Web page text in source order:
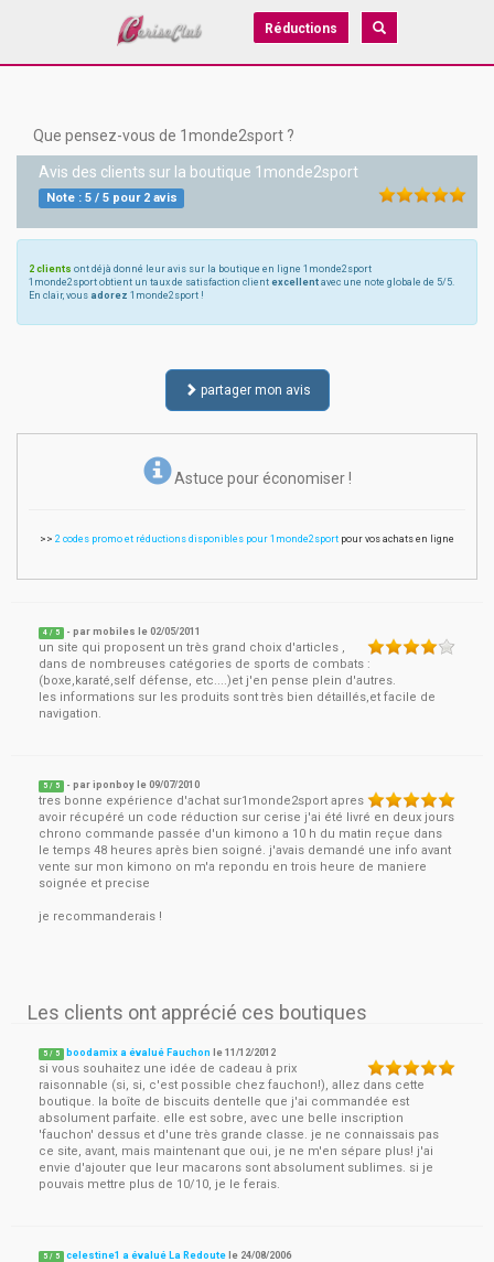
Réductions
Que pensez-vous de 1monde2sport ?
Avis des clients sur la boutique 1monde2sport
Note : 5/ 5pour 2avis
2 clients ont déjà donné leur avis sur la boutique en ligne 1monde2sport
1monde2sport obtient un taux de satisfaction client excellent avec une note globale de 5/5.
En clair, vous adorez 1monde2sport !
partager mon avis
Astuce pour économiser !
>> 2 codes promo et réductions disponibles pour 1monde2sport pour vos achats en ligne
4 / 5 - parmobiles le02/05/2011
un site qui proposent un très grand choix d'articles ,
dans de nombreuses catégories de sports de combats :
(boxe,karaté,self défense, etc....)et j'en pense plein d'autres.
les informations sur les produits sont très bien détaillés,et facile de
navigation.
5 / 5 - pariponboy le09/07/2010
tres bonne expérience d'achat sur1monde2sport apres
avoir récupéré un code réduction sur cerise j'ai été livré en deux jours
chrono commande passée d'un kimono a 10 h du matin reçue dans
le temps 48 heures après bien soigné. j'avais demandé une info avant
vente sur mon kimono on m'a repondu en trois heure de maniere
soignée et precise
je recommanderais !
Les clients ont apprécié ces boutiques
5 / 5 boodamix a évalué Fauchon le11/12/2012
si vous souhaitez une idée de cadeau à prix
raisonnable (si, si, c'est possible chez fauchon!), allez dans cette
boutique. la boîte de biscuits dentelle que j'ai commandée est
absolument parfaite. elle est sobre, avec une belle inscription
'fauchon' dessus et d'une très grande classe. je ne connaissais pas
ce site, avant, mais maintenant que oui, je ne m'en sépare plus! j'ai
envie d'ajouter que leur macarons sont absolument sublimes. si je
pouvais mettre plus de 10/10, je le ferais.
5 / 5 celestine1 a évalué La Redoute le 24/08/2006